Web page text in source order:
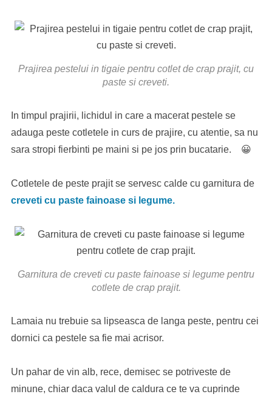
Prajirea pestelui in tigaie pentru cotlet de crap prajit, cu
paste si creveti.
In timpul prajirii, lichidul in care a macerat pestele se
adauga peste cotletele in curs de prajire, cu atentie, sa nu
sara stropi fierbinti pe maini si pe jos prin bucatarie. 😀
Cotletele de peste prajit se servesc calde cu garnitura de
creveti cu paste fainoase si legume.
Garnitura de creveti cu paste fainoase si legume pentru
cotlete de crap prajit.
Lamaia nu trebuie sa lipseasca de langa peste, pentru cei
dornici ca pestele sa fie mai acrisor.
Un pahar de vin alb, rece, demisec se potriveste de
minune, chiar daca valul de caldura ce te va cuprinde